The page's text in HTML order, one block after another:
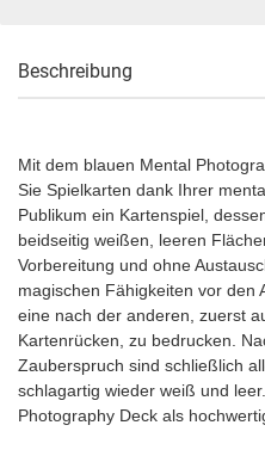
Beschreibung
Mit dem blauen Mental
Sie Spielkarten dank Ihrer
Publikum ein Kartenspiel,
beidseitig weißen, leeren
Vorbereitung und ohne
magischen Fähigkeiten vor den
eine nach der anderen, zuerst
Kartenrücken, zu bedrucken.
Zauberspruch sind schließlich
schlagartig wieder weiß und
Photography Deck als